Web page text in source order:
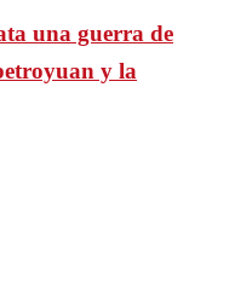
una guerra de
y la